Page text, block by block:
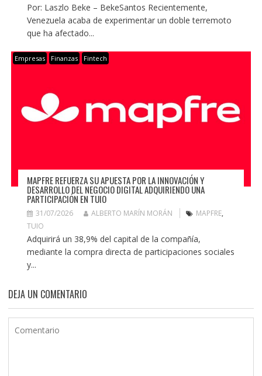
Por: Laszlo Beke – BekeSantos Recientemente,
Venezuela acaba de experimentar un doble terremoto
que ha afectado...
Empresas Finanzas Fintech
MAPFRE REFUERZA SU APUESTA POR LA INNOVACIÓN Y
DESARROLLO DEL NEGOCIO DIGITAL ADQUIRIENDO UNA
PARTICIPACIÓN EN TUIO
31/07/2026 ALBERTO MARÍN MORÁN MAPFRE,
TUIO
Adquirirá un 38,9% del capital de la compañía,
mediante la compra directa de participaciones sociales
y...
DEJA UN COMENTARIO